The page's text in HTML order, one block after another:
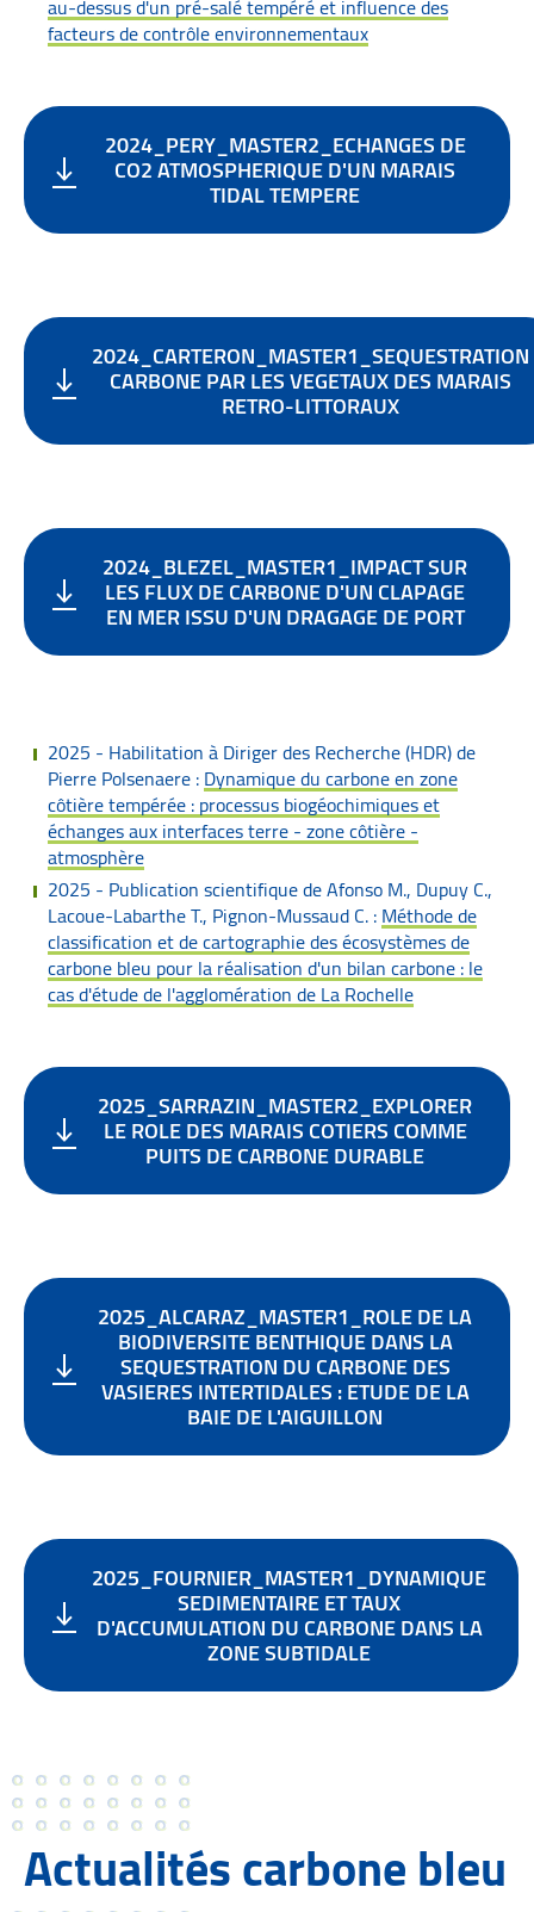
au-dessus d'un pré-salé tempéré et influence des
facteurs de contrôle environnementaux
2024_PERY_MASTER2_ECHANGES DE
CO2 ATMOSPHERIQUE D'UN MARAIS
TIDAL TEMPERE
2024_CARTERON_MASTER1_SEQUESTRATION
CARBONE PAR LES VEGETAUX DES MARAIS
RETRO-LITTORAUX
2024_BLEZEL_MASTER1_IMPACT SUR
LES FLUX DE CARBONE D'UN CLAPAGE
EN MER ISSU D'UN DRAGAGE DE PORT
2025 - Habilitation à Diriger des Recherche (HDR) de
Pierre Polsenaere :Dynamique du carbone en zone
côtière tempérée : processus biogéochimiques et
échanges aux interfaces terre - zone côtière -
atmosphère
2025 - Publication scientifique de Afonso M., Dupuy C.,
Lacoue-Labarthe T., Pignon-Mussaud C. :Méthode de
classification et de cartographie des écosystèmes de
carbone bleu pour la réalisation d'un bilan carbone : le
cas d'étude de l'agglomération de La Rochelle
2025_SARRAZIN_MASTER2_EXPLORER
LE ROLE DES MARAIS COTIERS COMME
PUITS DE CARBONE DURABLE
2025_ALCARAZ_MASTER1_ROLE DE LA
BIODIVERSITE BENTHIQUE DANS LA
SEQUESTRATION DU CARBONE DES
VASIERES INTERTIDALES : ETUDE DE LA
BAIE DE L'AIGUILLON
2025_FOURNIER_MASTER1_DYNAMIQUE
SEDIMENTAIRE ET TAUX
D'ACCUMULATION DU CARBONE DANS LA
ZONE SUBTIDALE
Actualités carbone bleu